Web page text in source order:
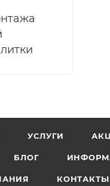
УСЛУГИ
БЛОГ
КОНТАКТЫ